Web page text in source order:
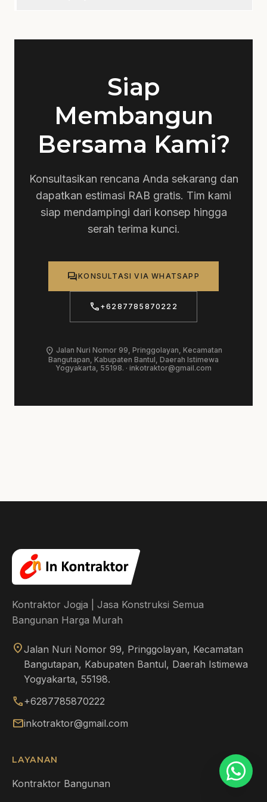
Siap
Membangun
Bersama Kami?
Konsultasikan rencana Anda sekarang dan
dapatkan estimasi RAB gratis. Tim kami
siap mendampingi dari konsep hingga
serah terima kunci.
forumKONSULTASI VIA WHATSAPP
call +6287785870222
location_on Jalan Nuri Nomor 99, Pringgolayan, Kecamatan
Bangutapan, Kabupaten Bantul, Daerah Istimewa
Yogyakarta, 55198. · inkotraktor@gmail.com
Kontraktor Jogja | Jasa Konstruksi Semua
Bangunan Harga Murah
location_onJalan Nuri Nomor 99, Pringgolayan, Kecamatan
Bangutapan, Kabupaten Bantul, Daerah Istimewa
Yogyakarta, 55198.
call+6287785870222
mailinkotraktor@gmail.com
LAYANAN
Kontraktor Bangunan